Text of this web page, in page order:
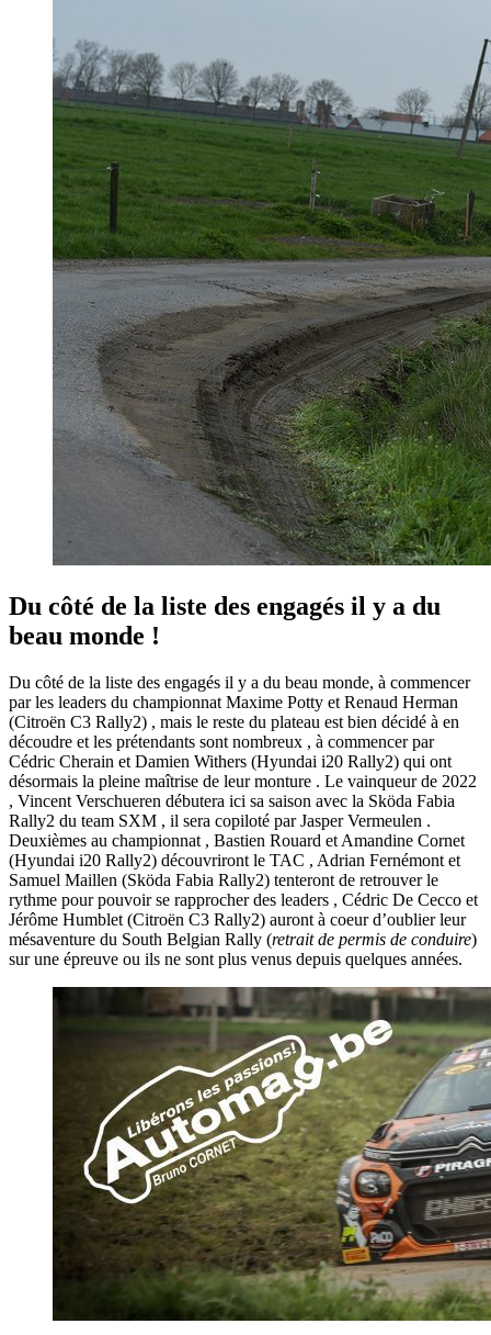
Du côté de la liste des engagés il y a du
beau monde !
Du côté de la liste des engagés il y a du beau monde, à commencer
par les leaders du championnat Maxime Potty et Renaud Herman
(Citroën C3 Rally2) , mais le reste du plateau est bien décidé à en
découdre et les prétendants sont nombreux , à commencer par
Cédric Cherain et Damien Withers (Hyundai i20 Rally2) qui ont
désormais la pleine maîtrise de leur monture . Le vainqueur de 2022
, Vincent Verschueren débutera ici sa saison avec la Sköda Fabia
Rally2 du team SXM , il sera copiloté par Jasper Vermeulen .
Deuxièmes au championnat , Bastien Rouard et Amandine Cornet
(Hyundai i20 Rally2) découvriront le TAC , Adrian Fernémont et
Samuel Maillen (Sköda Fabia Rally2) tenteront de retrouver le
rythme pour pouvoir se rapprocher des leaders , Cédric De Cecco et
Jérôme Humblet (Citroën C3 Rally2) auront à coeur d’oublier leur
mésaventure du South Belgian Rally (retrait de permis de conduire)
sur une épreuve ou ils ne sont plus venus depuis quelques années.